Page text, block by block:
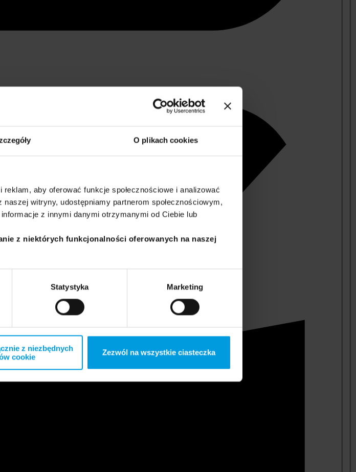
O plikach cookies
aby oferować funkcje społecznościowe i analizować
witryny, udostępniamy partnerom społecznościowym,
z innymi danymi otrzymanymi od Ciebie lub
z niektórych funkcjonalności oferowanych na naszej
Statystyka Marketing
z niezbędnych
cookie
Zezwól na wszystkie ciasteczka